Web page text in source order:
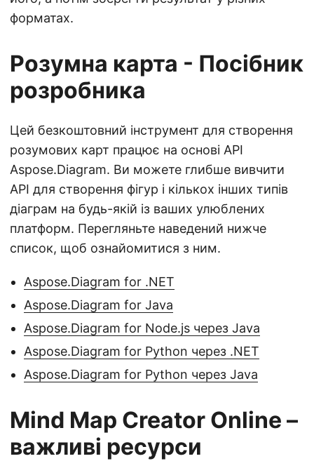
форматах.
Розумна карта - Посібник
розробника
Цей безкоштовний інструмент для створення
розумових карт працює на основі API
Aspose.Diagram. Ви можете глибше вивчити
API для створення фігур і кількох інших типів
діаграм на будь-якій із ваших улюблених
платформ. Перегляньте наведений нижче
список, щоб ознайомитися з ним.
Aspose.Diagram for .NET
Aspose.Diagram for Java
Aspose.Diagram for Node.js через Java
Aspose.Diagram for Python через .NET
Aspose.Diagram for Python через Java
Mind Map Creator Online –
важливі ресурси